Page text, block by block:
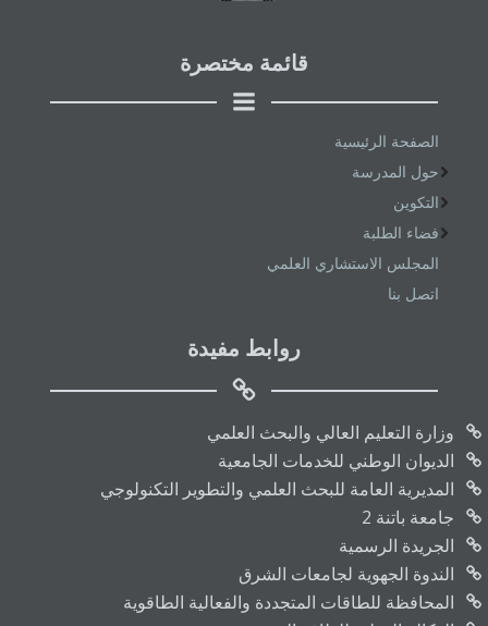
قائمة مختصرة
الصفحة الرئيسية
حول المدرسة
التكوين
فضاء الطلبة
المجلس الاستشاري العلمي
اتصل بنا
روابط مفيدة
وزارة التعليم العالي والبحث العلمي
الديوان الوطني للخدمات الجامعية
المديرية العامة للبحث العلمي والتطوير التكنولوجي
جامعة باتنة 2
الجريدة الرسمية
الندوة الجهوية لجامعات الشرق
المحافظة للطاقات المتجددة والفعالية الطاقوية